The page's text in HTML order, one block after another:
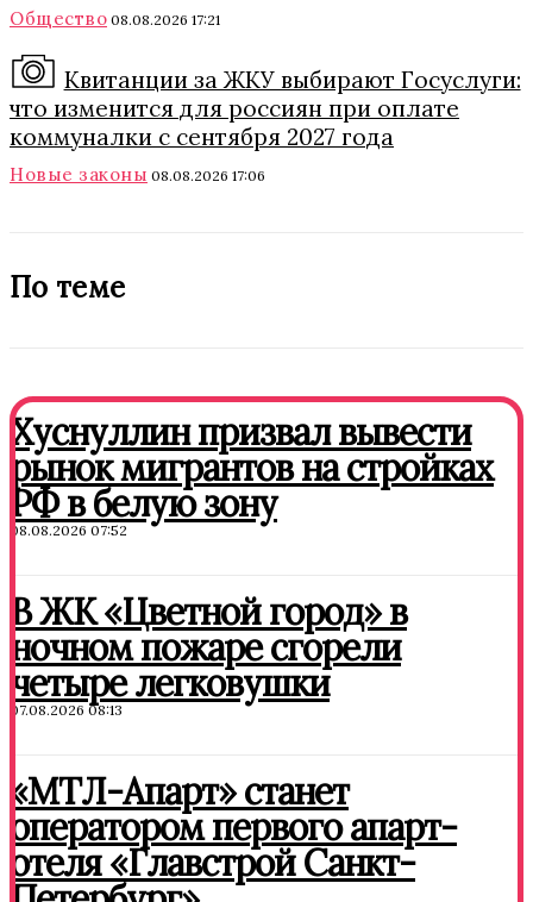
Общество 08.08.2026 17:21
Квитанции за ЖКУ выбирают Госуслуги:
что изменится для россиян при оплате
коммуналки с сентября 2027 года
Новые законы 08.08.2026 17:06
По теме
Хуснуллин призвал вывести
рынок мигрантов на стройках
РФ в белую зону
08.08.2026 07:52
В ЖК «Цветной город» в
ночном пожаре сгорели
четыре легковушки
07.08.2026 08:13
«МТЛ-Апарт» станет
оператором первого апарт-
отеля «Главстрой Санкт-